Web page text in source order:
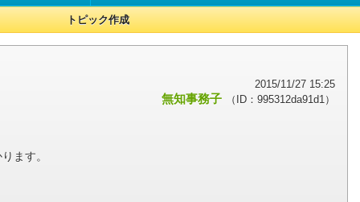
トピック作成
2015/11/27 15:25
無知事務子 （ID：995312da91d1）
ます。